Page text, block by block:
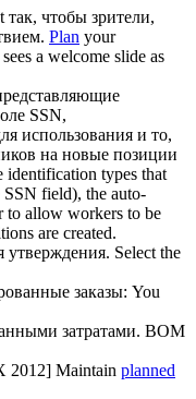
чтобы зрители,
Plan your
a welcome slide as
SSN,
использования и то,
на новые позиции
identification types that
SSN field), the auto-
to allow workers to be
are created.
утверждения. Select the
заказы: You
затратами. BOM
2012] Maintain planned